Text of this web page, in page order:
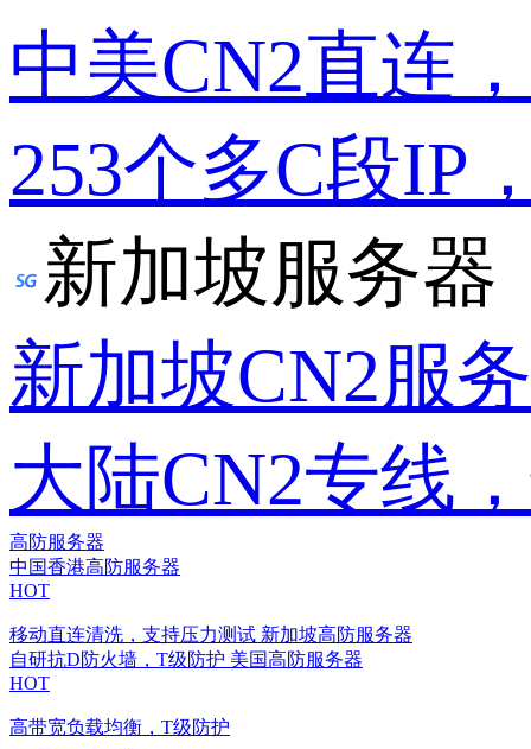
中美CN2直连
253个多C段IP
新加坡服务器
新加坡CN2服
大陆CN2专线
高防服务器
中国香港高防服务器
HOT
移动直连清洗，支持压力测试 新加坡高防服务器
自研抗D防火墙，T级防护 美国高防服务器
HOT
高带宽负载均衡，T级防护